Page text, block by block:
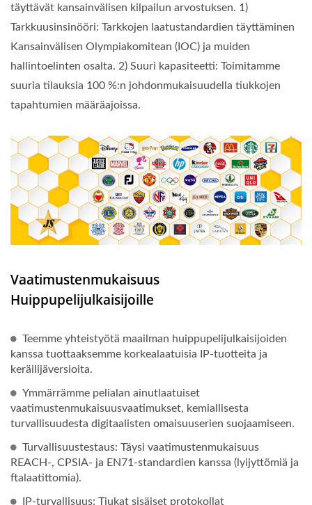
täyttävät kansainvälisen kilpailun arvostuksen. 1)
Tarkkuusinsinööri: Tarkkojen laatustandardien täyttäminen
Kansainvälisen Olympiakomitean (IOC) ja muiden
hallintoelinten osalta. 2) Suuri kapasiteetti: Toimitamme
suuria tilauksia 100 %:n johdonmukaisuudella tiukkojen
tapahtumien määräajoissa.
Vaatimustenmukaisuus
Huippupelijulkaisijoille
Teemme yhteistyötä maailman huippupelijulkaisijoiden
kanssa tuottaaksemme korkealaatuisia IP-tuotteita ja
keräilijäversioita.
Ymmärrämme pelialan ainutlaatuiset
vaatimustenmukaisuusvaatimukset, kemiallisesta
turvallisuudesta digitaalisten omaisuuserien suojaamiseen.
Turvallisuustestaus: Täysi vaatimustenmukaisuus
REACH-, CPSIA- ja EN71-standardien kanssa (lyijyttömiä ja
ftalaatittomia).
IP-turvallisuus: Tiukat sisäiset protokollat